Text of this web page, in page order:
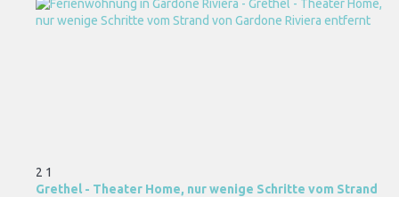
2 1
Grethel - Theater Home, nur wenige Schritte vom Strand